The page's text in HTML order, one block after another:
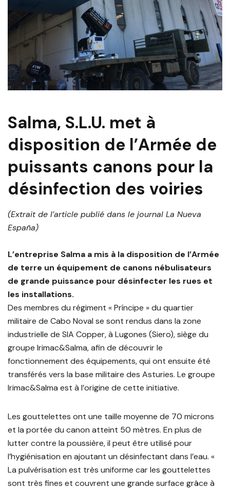
Salma, S.L.U. met à
disposition de l’Armée de
puissants canons pour la
désinfection des voiries
(Extrait de l’article publié dans le journal La Nueva
España)
L’entreprise Salma a mis à la disposition de l’Armée
de terre un équipement de canons nébulisateurs
de grande puissance pour désinfecter les rues et
les installations.
Des membres du régiment « Príncipe » du quartier
militaire de Cabo Noval se sont rendus dans la zone
industrielle de SIA Copper, à Lugones (Siero), siège du
groupe Irimac&Salma, afin de découvrir le
fonctionnement des équipements, qui ont ensuite été
transférés vers la base militaire des Asturies. Le groupe
Irimac&Salma est à l’origine de cette initiative.
Les gouttelettes ont une taille moyenne de 70 microns
et la portée du canon atteint 50 mètres. En plus de
lutter contre la poussière, il peut être utilisé pour
l’hygiénisation en ajoutant un désinfectant dans l’eau. «
La pulvérisation est très uniforme car les gouttelettes
sont très fines et couvrent une grande surface grâce à